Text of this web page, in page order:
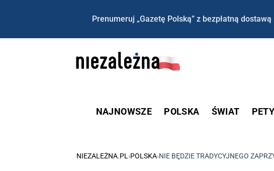
Prenumeruj „Gazetę Polską” z bezpłatną
NAJNOWSZE POLSKA ŚWIAT
NIEZALEŻNA.PL ›POLSKA›NIE BĘDZIE TRADYCYJNEGO